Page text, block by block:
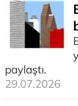
paylaştı.
29.07.2026